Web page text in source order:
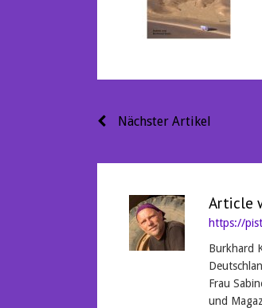
Beitragsnavigation
Nächster Artikel
Article
https://
Burkhard
Frau
und